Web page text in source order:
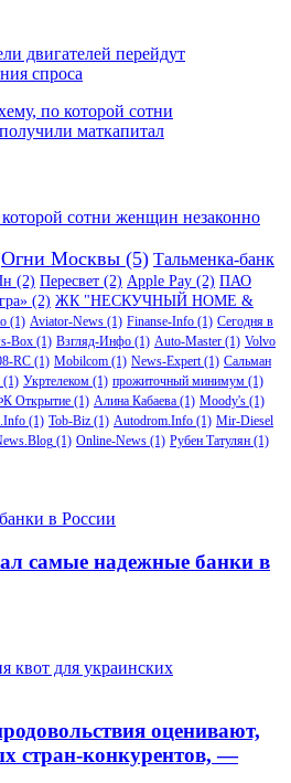
двигателей перейдут
спроса
сотни женщин незаконно
Огни Москвы (5) Тальменка-банк
(2) Пересвет (2) Apple Pay (2) ПАО
(2) ЖК "НЕСКУЧНЫЙ HOME &
(1) Aviator-News (1) Finanse-Info (1) Сегодня в
Box (1) Взгляд-Инфо (1) Auto-Master (1) Volvo
RC (1) Mobilcom (1) News-Expert(1) Сальман
(1) Укртелеком (1) прожиточный минимум (1)
Открытие (1) Алина Кабаева (1) Moody's (1)
(1) Tob-Biz (1) Autodrom.Info (1) Mir-Diesel
(1) Online-News (1) Рубен Татулян (1)
самые надежные банки в
оценивают,
стран-конкурентов, —